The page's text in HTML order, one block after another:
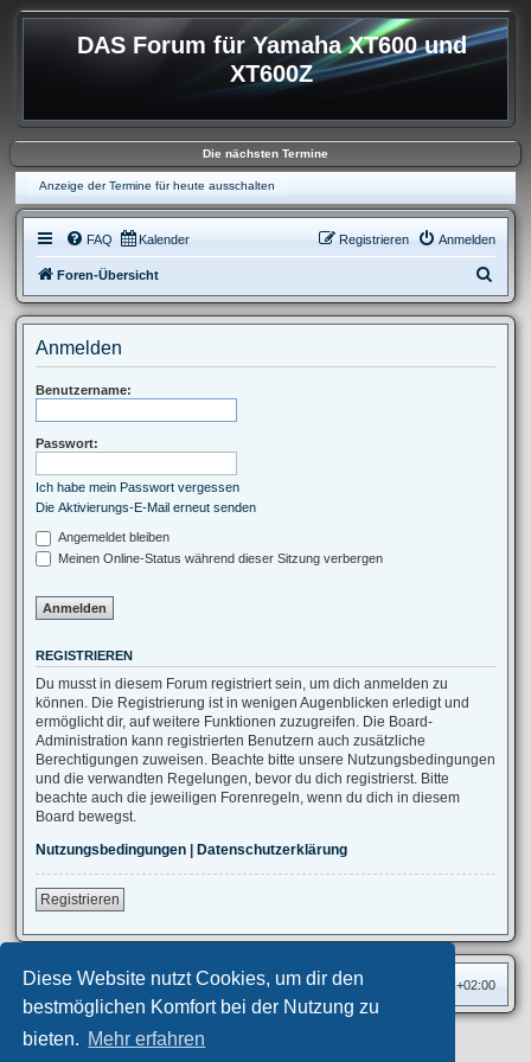
Diese Website nutzt Cookies, um dir den
bestmöglichen Komfort bei der Nutzung zu
bieten. Mehr erfahren
DAS Forum für Yamaha XT600 und
XT600Z
Die nächsten Termine
Anzeige der Termine für heute ausschalten
FAQ Kalender Anmelden
Registrieren
Foren-Übersicht
u
Anmelden
Benutzername:
Passwort:
Ich habe mein Passwort vergessen
Die Aktivierungs-E-Mail erneut senden
Angemeldet bleiben
Meinen Online-Status während dieser Sitzung verbergen
REGISTRIEREN
Du musst in diesem Forum registriert sein, um dich anmelden zu
können. Die Registrierung ist in wenigen Augenblicken erledigt und
ermöglicht dir, auf weitere Funktionen zuzugreifen. Die Board-
Administration kann registrierten Benutzern auch zusätzliche
Berechtigungen zuweisen. Beachte bitte unsere Nutzungsbedingungen
und die verwandten Regelungen, bevor du dich registrierst. Bitte
beachte auch die jeweiligen Forenregeln, wenn du dich in diesem
Board bewegst.
Nutzungsbedingungen | Datenschutzerklärung
Registrieren
Foren-Übersicht Alle Zeiten sind UTC+02:00
Privates Forum ©